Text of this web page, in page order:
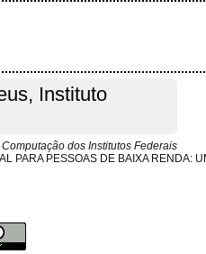
Instituto
dos Institutos Federais
PARA PESSOAS DE BAIXA RENDA: